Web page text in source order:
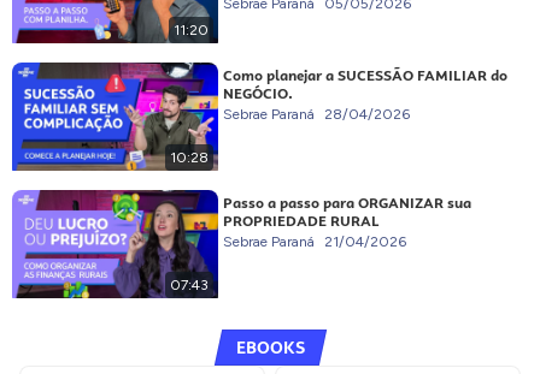
11:20
Sebrae Paraná 05/05/2026
10:28
Como planejar a SUCESSÃO FAMILIAR do
NEGÓCIO.
Sebrae Paraná 28/04/2026
07:43
Passo a passo para ORGANIZAR sua
PROPRIEDADE RURAL
Sebrae Paraná 21/04/2026
EBOOKS